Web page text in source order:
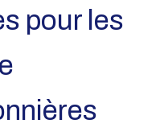
pour les